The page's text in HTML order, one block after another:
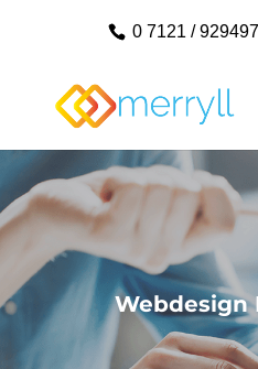
0 7121 /
Webdesign